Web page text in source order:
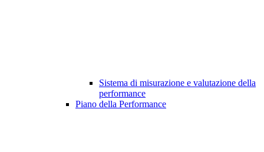
Sistema di misurazione e valutazione della
performance
Piano della Performance